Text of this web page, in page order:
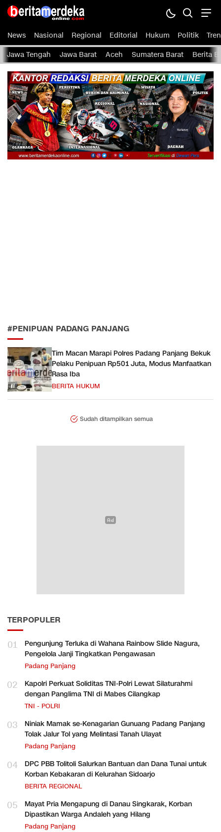
Berita Merdeka Online
Menyajikan Berita Harian Terbaru Lokal, Regional, dan Nasional
News Nasional Regional Editorial Hukum Politik Tren
Jawa Tengah Jawa Barat Aceh Sumatera Barat Berita
#PENIPUAN PADANG PANJANG
Tim Macan Marapi Polres Padang Panjang Bekuk
Pelaku Penipuan Rp501 Juta, Modus Manfaatkan
Rasa Iba
BERITA HUKUM
Sudah ditampilkan semua
TERPOPULER
01
Pengunjung Terluka di Wahana Rainbow Slide Nagura,
Pengelola Janji Tingkatkan Pengawasan
Padang Panjang
02
Kapolri Perkuat Soliditas TNI-Polri Lewat Silaturahmi
dengan Panglima TNI di Mabes Cilangkap
TNI - POLRI
03
Niniak Mamak se-Kenagarian Gunuang Padang Panjang
Tolak Jalur Tol yang Melintasi Tanah Ulayat
Padang Panjang
04
DPC PBB Tolitoli Salurkan Bantuan dan Dana Tunai untuk
Korban Kebakaran di Kelurahan Sidoarjo
BERITA REGIONAL
05
Mayat Pria Mengapung di Danau Singkarak, Korban
Dipastikan Warga Andaleh yang Hilang
Padang Panjang